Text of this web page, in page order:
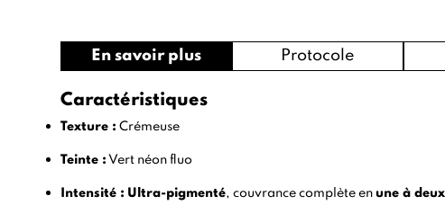
En savoir plus Protocole
Caractéristiques
Texture : Crémeuse
Teinte : Vert néon fluo
Intensité : Ultra-pigmenté, couvrance complète enune à